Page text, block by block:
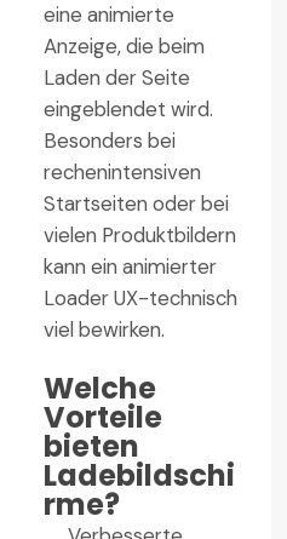
eine animierte
Anzeige, die beim
Laden der Seite
eingeblendet wird.
Besonders bei
rechenintensiven
Startseiten oder bei
vielen Produktbildern
kann ein animierter
Loader UX-technisch
viel bewirken.
Welche
Vorteile
bieten
Ladebildschi
rme?